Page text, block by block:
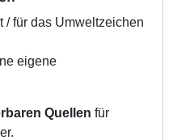
/ für das Umweltzeichen
eigene
Quellen für